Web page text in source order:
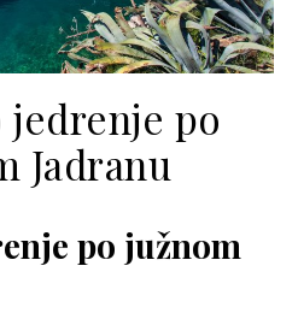
jedrenje po
Jadranu
po južnom